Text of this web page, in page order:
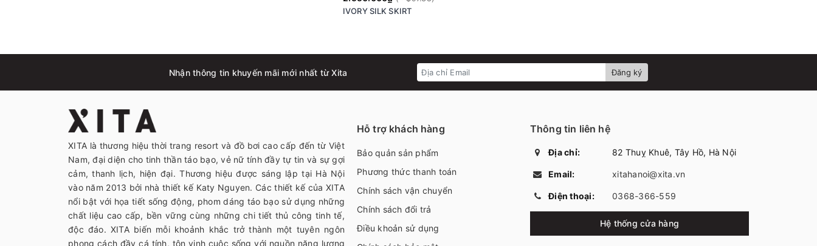
IVORY SILK SKIRT
Nhận thông tin khuyến mãi mới nhất từ Xita Đăng ký
XITA là thương hiệu thời trang resort và đồ bơi cao cấp đến từ Việt
Nam, đại diện cho tinh thần táo bạo, vẻ nữ tính đầy tự tin và sự gợi
cảm, thanh lịch, hiện đại. Thương hiệu được sáng lập tại Hà Nội
vào năm 2013 bởi nhà thiết kế Katy Nguyen. Các thiết kế của XITA
nổi bật với họa tiết sống động, phom dáng táo bạo sử dụng những
chất liệu cao cấp, bền vững cùng những chi tiết thủ công tinh tế,
độc đáo. XITA biến mỗi khoảnh khắc trở thành một tuyên ngôn
phong cách đầy cá tính, tôn vinh cuộc sống với nguồn năng lượng
Hỗ trợ khách hàng
Bảo quản sản phẩm
Phương thức thanh toán
Chính sách vận chuyển
Chính sách đổi trả
Điều khoản sử dụng
Thông tin liên hệ
Địa chỉ: 82 Thuỵ Khuê, Tây Hồ, Hà Nội
Email: xitahanoi@xita.vn
Điện thoại: 0368-366-559
Hệ thống cửa hàng